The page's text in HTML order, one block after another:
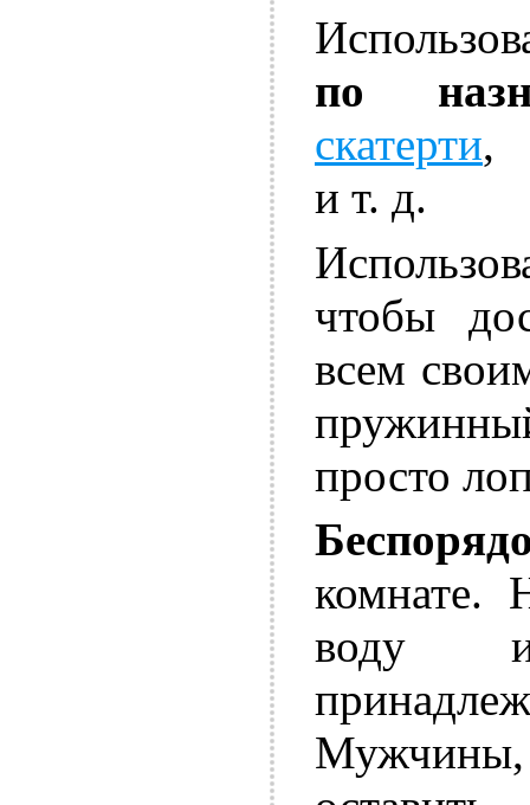
по
скатерти,
и т. д.
чтобы
всем
просто
комнате.
воду и